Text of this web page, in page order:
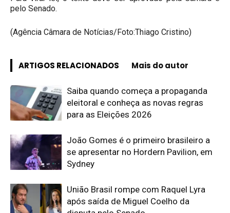
pelo Senado.
(Agência Câmara de Notícias/Foto:Thiago Cristino)
ARTIGOS RELACIONADOS Mais do autor
Saiba quando começa a propaganda
eleitoral e conheça as novas regras
para as Eleições 2026
João Gomes é o primeiro brasileiro a
se apresentar no Hordern Pavilion, em
Sydney
União Brasil rompe com Raquel Lyra
após saída de Miguel Coelho da